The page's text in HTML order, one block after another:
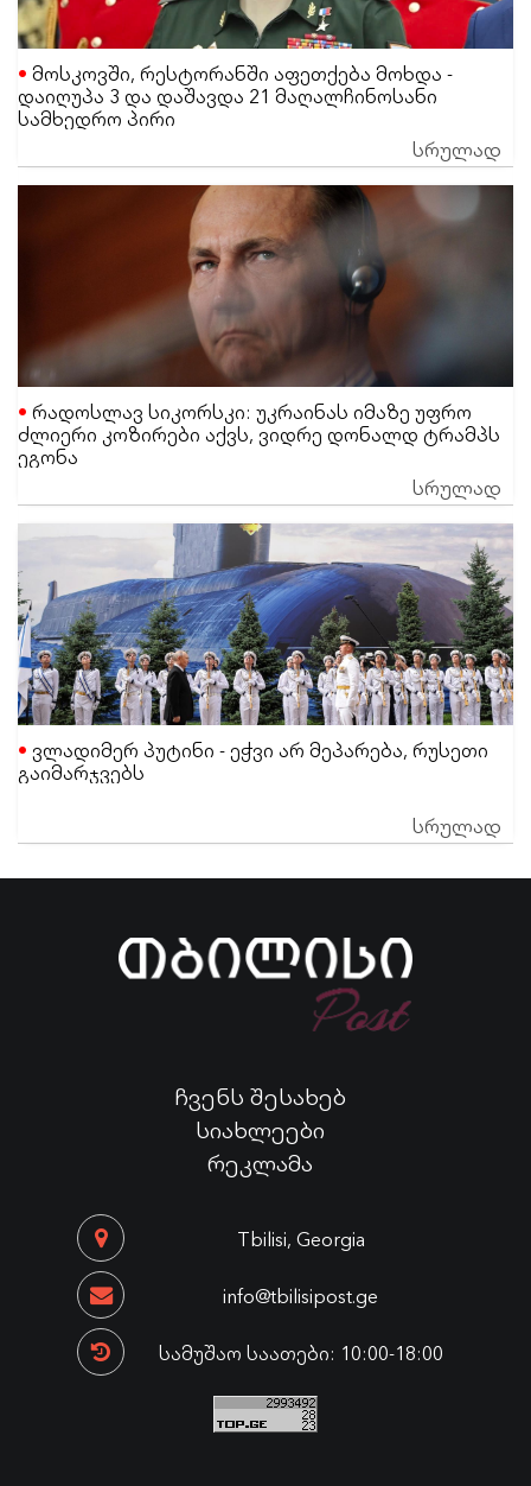
მოსკოვში, რესტორანში აფეთქება მოხდა -
დაიღუპა 3 და დაშავდა 21 მაღალჩინოსანი
სამხედრო პირი
სრულად
რადოსლავ სიკორსკი: უკრაინას იმაზე უფრო
ძლიერი კოზირები აქვს, ვიდრე დონალდ ტრამპს
ეგონა
სრულად
ვლადიმერ პუტინი - ეჭვი არ მეპარება, რუსეთი
გაიმარჯვებს
სრულად
ჩვენს შესახებ
სიახლეები
რეკლამა
Tbilisi, Georgia
info@tbilisipost.ge
სამუშაო საათები: 10:00-18:00